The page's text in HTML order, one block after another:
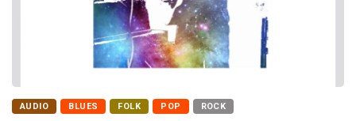
AUDIO BLUES FOLK POP ROCK